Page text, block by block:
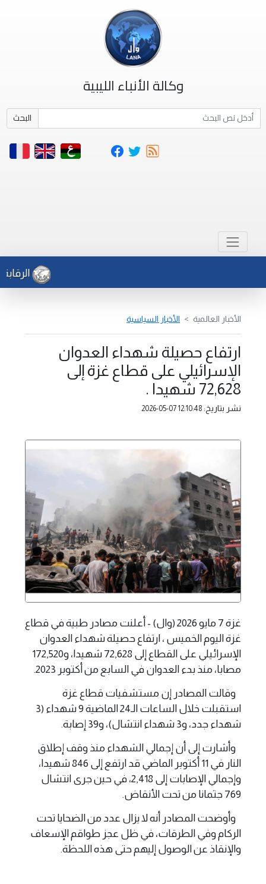
وكالة الأنباء الليبية
البحث
الأخبار العالمية الأخبار السياسية
ارتفاع حصيلة شهداء العدوان
الإسرائيلي على قطاع غزة إلى
72,628 شهيدا .
نشر بتاريخ: 2026-05-07 12:10:48
غزة 7 مايو 2026 (وال) - أعلنت مصادر طبية في قطاع
غزة اليوم الخميس ، ارتفاع حصيلة شهداء العدوان
الإسرائيلي على القطاع إلى 72,628 شهيدا، و172,520
مصابا، منذ بدء العدوان في السابع من أكتوبر 2023.
وقالت المصادر إن مستشفيات قطاع غزة
استقبلت خلال الساعات الـ24 الماضية 9 شهداء (3
شهداء جدد، و3 شهداء انتشال)، و39 إصابة.
وأشارت إلى أن إجمالي الشهداء منذ وقف إطلاق
النار في 11 أكتوبر الماضي قد ارتفع إلى 846 شهيدا،
وإجمالي الإصابات إلى 2,418، في حين جرى انتشال
769 جثمانا من تحت الأنقاض.
وأوضحت المصادر أنه لا يزال عدد من الضحايا تحت
الركام وفي الطرقات، في ظل عجز طواقم الإسعاف
والإنقاذ عن الوصول إليهم حتى هذه اللحظة.